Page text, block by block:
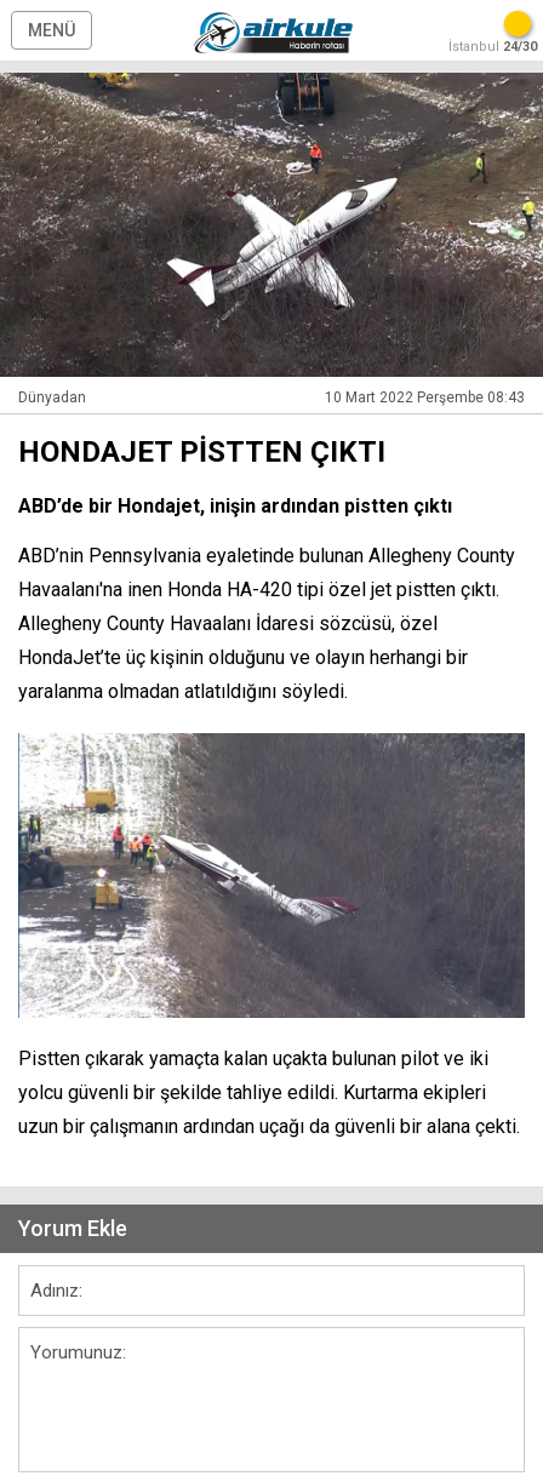
MENÜ
İstanbul 24/30
Dünyadan 10 Mart 2022 Perşembe 08:43
HONDAJET PİSTTEN ÇIKTI
ABD’de bir Hondajet, inişin ardından pistten çıktı
ABD’nin Pennsylvania eyaletinde bulunan Allegheny County
Havaalanı'na inen Honda HA-420 tipi özel jet pistten çıktı.
Allegheny County Havaalanı İdaresi sözcüsü, özel
HondaJet’te üç kişinin olduğunu ve olayın herhangi bir
yaralanma olmadan atlatıldığını söyledi.
Pistten çıkarak yamaçta kalan uçakta bulunan pilot ve iki
yolcu güvenli bir şekilde tahliye edildi. Kurtarma ekipleri
uzun bir çalışmanın ardından uçağı da güvenli bir alana çekti.
Yorum Ekle